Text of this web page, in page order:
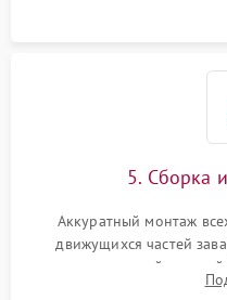
5. Сборка
Аккуратный монтаж
движущихся частей
силиконовой
декальцинации и